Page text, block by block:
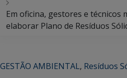
Em oficina, gestores e técnicos
elaborar Plano de Resíduos
GESTÃO AMBIENTAL, Resíduos